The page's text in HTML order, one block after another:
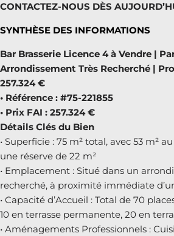
CONTACTEZ-NOUS DÈS
SYNTHÈSE DES INFORMATIONS
Bar Brasserie Licence 4 à Vendre |
Arrondissement Très Recherché |
257.324 €
• Référence : #75-221855
• Prix FAI : 257.324 €
Détails Clés du Bien
• Superficie : 75 m² total, avec 53 m²
une réserve de 22 m²
• Emplacement : Situé dans un
recherché, à proximité immédiate
• Capacité d’Accueil : Total de 70
10 en terrasse permanente, 20 en
• Aménagements Professionnels :